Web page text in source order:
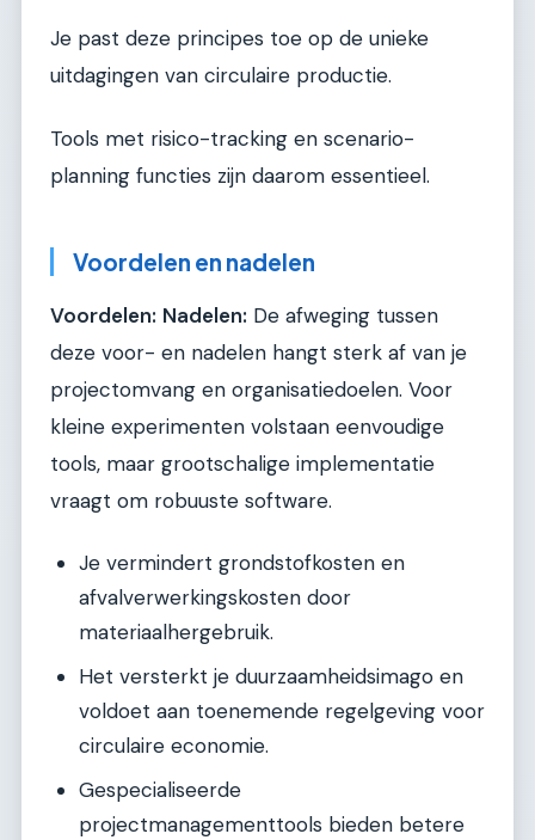
Je past deze principes toe op de unieke
uitdagingen van circulaire productie.
Tools met risico-tracking en scenario-
planning functies zijn daarom essentieel.
Voordelen en nadelen
Voordelen: Nadelen: De afweging tussen
deze voor- en nadelen hangt sterk af van je
projectomvang en organisatiedoelen. Voor
kleine experimenten volstaan eenvoudige
tools, maar grootschalige implementatie
vraagt om robuuste software.
Je vermindert grondstofkosten en
afvalverwerkingskosten door
materiaalhergebruik.
Het versterkt je duurzaamheidsimago en
voldoet aan toenemende regelgeving voor
circulaire economie.
Gespecialiseerde
projectmanagementtools bieden betere